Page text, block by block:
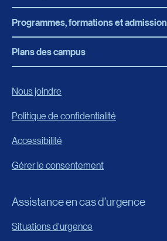
Actualités
Bibliothèque
Boutique en ligne
Carrières
Événements
Fondation de l’UQAR
FAQ
Portail
Programmes, formations et admission
Programmes, formations et admission
Frais de scolarité
Calendrier universitaire
Plans des campus
Nous joindre
Politique de confidentialité
Accessibilité
Gérer le consentement
Assistance en cas d’urgence
Situations d'urgence